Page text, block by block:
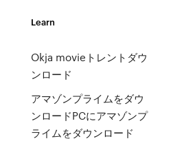
Learn
Okja movieトレントダウ
ンロード
アマゾンプライムをダウ
ンロードPCにアマゾンプ
ライムをダウンロード